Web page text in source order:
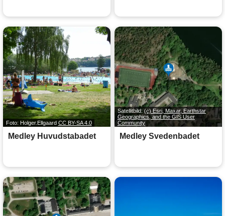
Foto: Holger.Ellgaard CC BY-SA 4.0
Medley Huvudstabadet
Satellitbild: (c) Esri, Maxar, Earthstar
Geographics, and the GIS User
Community
Medley Svedenbadet